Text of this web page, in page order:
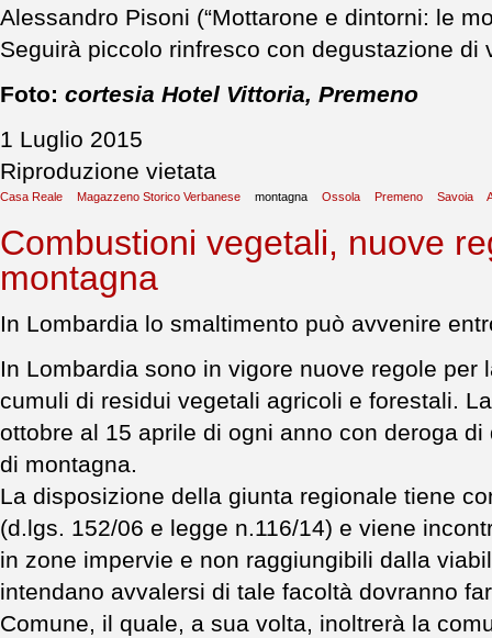
Alessandro Pisoni (“Mottarone e dintorni: le
Seguirà piccolo rinfresco con degustazione
Foto: cortesia Hotel Vittoria, Premeno
1 Luglio 2015
Riproduzione vietata
Casa Reale Magazzeno Storico Verbanese montagna Ossola Premeno Savoia
Combustioni vegetali, nuove
montagna
In Lombardia lo smaltimento può avvenire
In Lombardia sono in vigore nuove regole per
cumuli di residui vegetali agricoli e forestali.
ottobre al 15 aprile di ogni anno con deroga
di montagna.
La disposizione della giunta regionale tiene
(d.lgs. 152/06 e legge n.116/14) e viene
in zone impervie e non raggiungibili dalla
intendano avvalersi di tale facoltà dovranno
Comune, il quale, a sua volta, inoltrerà la